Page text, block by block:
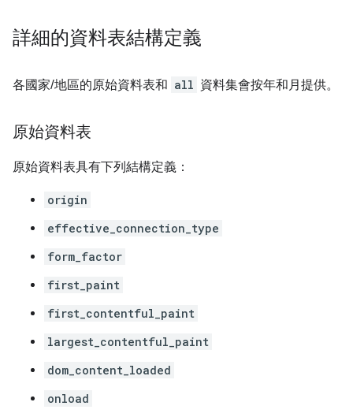
詳細的資料表結構定義
各國家/地區的原始資料表和 all 資料集會按年和月提供。
原始資料表
原始資料表具有下列結構定義：
origin
effective_connection_type
form_factor
first_paint
first_contentful_paint
largest_contentful_paint
dom_content_loaded
onload